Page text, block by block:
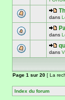
dans
dans
dans
Page 1 sur 20 [ La
Index du forum